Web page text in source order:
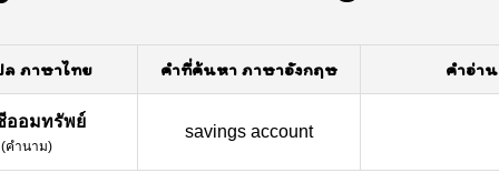
ภาษาไทย คำที่ค้นหา ภาษาอังกฤษ คำอ่าน
อมทรัพย์
(คำนาม)
savings account